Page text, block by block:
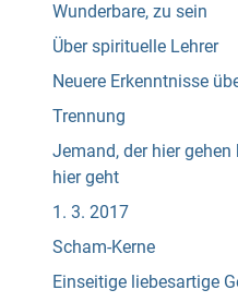
Wunderbare, zu sein
Über spirituelle Lehrer
Neuere Erkenntnisse
Trennung
Jemand, der hier
hier geht
1. 3. 2017
Scham-Kerne
Einseitige liebesartige